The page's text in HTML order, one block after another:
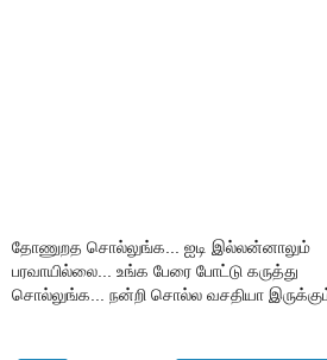
தோணுறத சொல்லுங்க... ஐடி இல்லன்னாலும்
பரவாயில்லை... உங்க பேரை போட்டு கருத்து
சொல்லுங்க... நன்றி சொல்ல வசதியா